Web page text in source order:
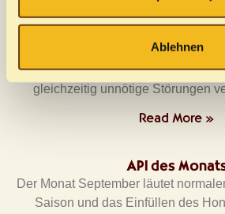
Maßnahmen durchgeführt. Wir
Drittanbieter eine Verarbeitung Ihrer
erfolgen kann. Die USA ist vom
Gerichtshof als Land mit einer nicht
Verarbeitung Ihrer
verfolgten Zweck und Ihre
Sie in unserer
Ablehnen
Im November geht es dem Imker
muss dafür sorgen, dass die
Feuchtigkeit und Fressfeinden
gleichzeitig unnötige Störungen
Read More »
API des
Der Monat September läutet
Saison und das Einfüllen des